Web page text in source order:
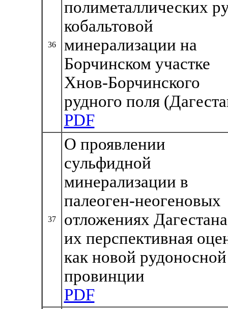
36
полиметаллических
кобальтовой
минерализации на
Борчинском участке
Хнов-Борчинского
рудного поля
PDF
37
О проявлении
сульфидной
минерализации в
палеоген-неогеновых
отложениях
их перспективная
как новой рудоносной
провинции
PDF